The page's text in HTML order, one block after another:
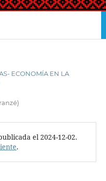
ECONOMÍA EN LA
el 2024-12-02.
.